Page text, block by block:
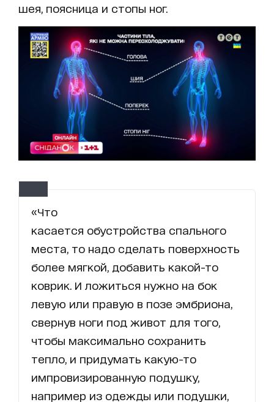
шея, поясница и стопы ног.
«Что
касается обустройства спального
места, то надо сделать поверхность
более мягкой, добавить какой-то
коврик. И ложиться нужно на бок
левую или правую в позе эмбриона,
свернув ноги под живот для того,
чтобы максимально сохранить
тепло, и придумать какую-то
импровизированную подушку,
например из одежды или подушки,